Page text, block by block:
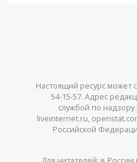
Настоящий ресурс может
54-15-57. Адрес
службой по
liveinternet.ru,
Российской